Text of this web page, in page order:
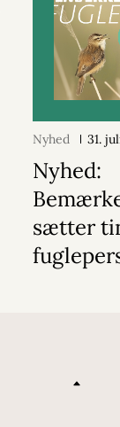
Nyhed 31.
Nyhed:
sætter